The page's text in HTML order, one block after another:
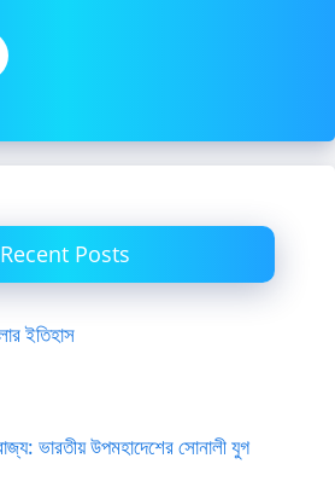
Recent Posts
ইতিহাস
ভারতীয় উপমহাদেশের সোনালী যুগ